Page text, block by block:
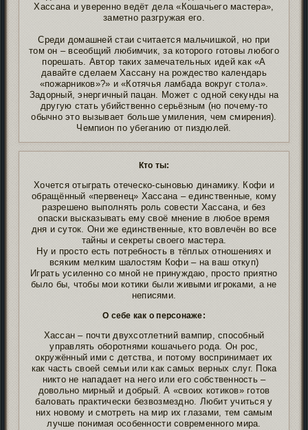
Хассана и уверенно ведёт дела «Кошачьего мастера»,
заметно разгружая его.
Среди домашней стаи считается мальчишкой, но при
том он – всеобщий любимчик, за которого готовы любого
порешать. Автор таких замечательных идей как «А
давайте сделаем Хассану на рождество календарь
«пожарников»?» и «Котячья ламбада вокруг стола».
Задорный, энергичный пацан. Может с одной секунды на
другую стать убийственно серьёзным (но почему-то
обычно это вызывает больше умиления, чем смирения).
Чемпион по убеганию от пиздюлей.
Кто ты:
Хочется отыграть отеческо-сыновью динамику. Кофи и
обращённый «первенец» Хассана – единственные, кому
разрешено выполнять роль совести Хассана, и без
опаски высказывать ему своё мнение в любое время
дня и суток. Они же единственные, кто вовлечён во все
тайны и секреты своего мастера.
Ну и просто есть потребность в тёплых отношениях и
всяким мелким шалостям Кофи – на ваш откуп)
Играть усиленно со мной не принуждаю, просто приятно
было бы, чтобы мои котики были живыми игроками, а не
неписями.
О себе как о персонаже:
Хассан – почти двухсотлетний вампир, способный
управлять оборотнями кошачьего рода. Он рос,
окружённый ими с детства, и потому воспринимает их
как часть своей семьи или как самых верных слуг. Пока
никто не нападает на него или его собственность –
довольно мирный и добрый. А «своих котиков» готов
баловать практически безвозмездно. Любит учиться у
них новому и смотреть на мир их глазами, тем самым
лучше понимая особенности современного мира.